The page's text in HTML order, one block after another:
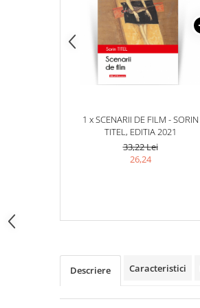
1 x SCENARII DE FILM - SORIN
TITEL, EDITIA 2021
33,22 Lei
26,24
Descriere Caracteristici